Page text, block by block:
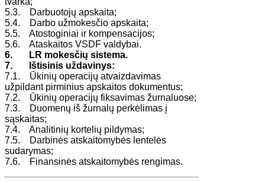
5.3. Darbuotojų apskaita;
5.4. Darbo užmokesčio apskaita;
5.5. Atostoginiai ir kompensacijos;
5.6. Ataskaitos VSDF valdybai.
6. LR mokesčių sistema.
7. Ištisinis uždavinys:
7.1. Ūkinių operacijų atvaizdavimas
užpildant pirminius apskaitos dokumentus;
7.2. Ūkinių operacijų fiksavimas žurnaluose;
7.3. Duomenų iš žurnalų perkėlimas į
sąskaitas;
7.4. Analitinių kortelių pildymas;
7.5. Darbinės atskaitomybės lentelės
sudarymas;
7.6. Finansinės atskaitomybės rengimas.